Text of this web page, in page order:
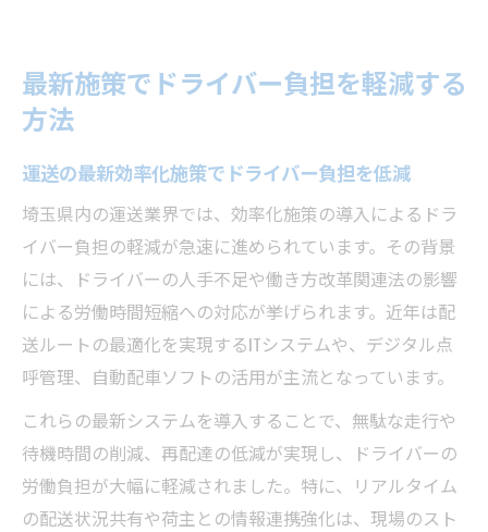
最新施策でドライバー負担を軽減する
方法
運送の最新効率化施策でドライバー負担を低減
埼玉県内の運送業界では、効率化施策の導入によるドラ
イバー負担の軽減が急速に進められています。その背景
には、ドライバーの人手不足や働き方改革関連法の影響
による労働時間短縮への対応が挙げられます。近年は配
送ルートの最適化を実現するITシステムや、デジタル点
呼管理、自動配車ソフトの活用が主流となっています。
これらの最新システムを導入することで、無駄な走行や
待機時間の削減、再配達の低減が実現し、ドライバーの
労働負担が大幅に軽減されました。特に、リアルタイム
の配送状況共有や荷主との情報連携強化は、現場のスト